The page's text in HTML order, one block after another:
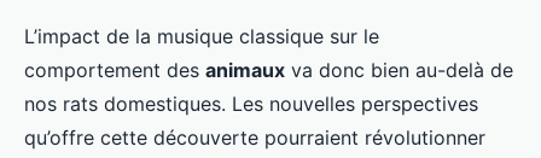
L’impact de la musique classique sur le
comportement des animaux va donc bien au-delà de
nos rats domestiques. Les nouvelles perspectives
qu’offre cette découverte pourraient révolutionner